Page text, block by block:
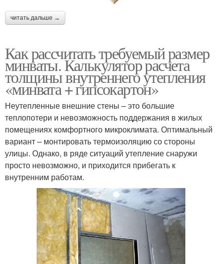
читать дальше →
Как рассчитать требуемый размер
минваты. Калькулятор расчета
толщины внутреннего утепления
«минвата + гипсокартон»
Неутепленные внешние стены – это большие
теплопотери и невозможность поддержания в жилых
помещениях комфортного микроклимата. Оптимальный
вариант – монтировать термоизоляцию со стороны
улицы. Однако, в ряде ситуаций утепление снаружи
просто невозможно, и приходится прибегать к
внутренним работам.